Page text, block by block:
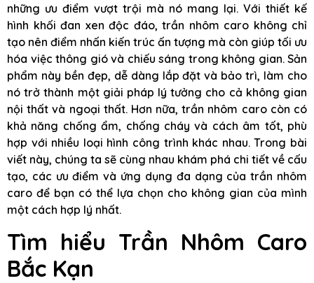
những ưu điểm vượt trội mà nó mang lại. Với thiết kế
hình khối đan xen độc đáo, trần nhôm caro không chỉ
tạo nên điểm nhấn kiến trúc ấn tượng mà còn giúp tối ưu
hóa việc thông gió và chiếu sáng trong không gian. Sản
phẩm này bền đẹp, dễ dàng lắp đặt và bảo trì, làm cho
nó trở thành một giải pháp lý tưởng cho cả không gian
nội thất và ngoại thất. Hơn nữa, trần nhôm caro còn có
khả năng chống ẩm, chống cháy và cách âm tốt, phù
hợp với nhiều loại hình công trình khác nhau. Trong bài
viết này, chúng ta sẽ cùng nhau khám phá chi tiết về cấu
tạo, các ưu điểm và ứng dụng đa dạng của trần nhôm
caro để bạn có thể lựa chọn cho không gian của mình
một cách hợp lý nhất.
Tìm hiểu Trần Nhôm Caro
Bắc Kạn